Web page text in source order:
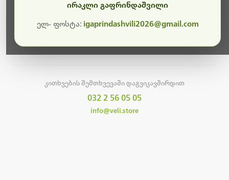
კითხვების შემთხვევაში დაგვიკავშირდით
032 2 56 05 05
info@veli.store
ირაკლი გაფრინდაშვილი
ელ- ფოსტა: igaprindashvili2026@gmail.com